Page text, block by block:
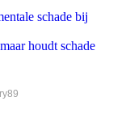
schade bij
houdt schade